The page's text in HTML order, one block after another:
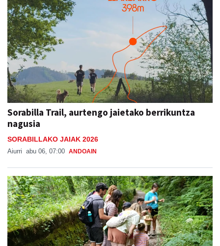
Sorabilla Trail, aurtengo jaietako berrikuntza
nagusia
SORABILLAKO JAIAK 2026
Aiurri abu 06, 07:00 ANDOAIN